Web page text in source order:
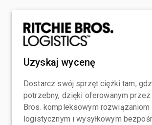
Uzyskaj wycenę
Dostarcz swój sprzęt ciężki tam,
potrzebny, dzięki oferowanym przez
Bros. kompleksowym rozwiązaniom
logistycznym i wysyłkowym